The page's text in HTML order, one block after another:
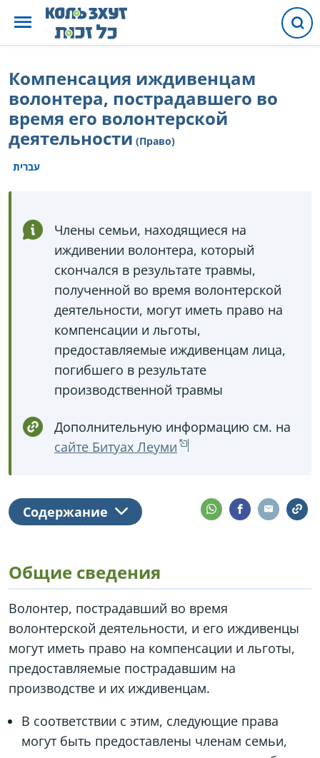
Компенсация иждивенцам
волонтера, пострадавшего во
время его волонтерской
деятельности (Право)
עברית
Члены семьи, находящиеся на
иждивении волонтера, который
скончался в результате травмы,
полученной во время волонтерской
деятельности, могут иметь право на
компенсации и льготы,
предоставляемые иждивенцам лица,
погибшего в результате
производственной травмы
Дополнительную информацию см. на
сайте Битуах Леуми
Содержание
Общие сведения
Волонтер, пострадавший во время
волонтерской деятельности, и его иждивенцы
могут иметь право на компенсации и льготы,
предоставляемые пострадавшим на
производстве и их иждивенцам.
В соответствии с этим, следующие права
могут быть предоставлены членам семьи,